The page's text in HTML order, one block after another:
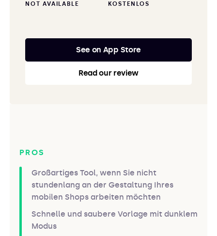
NOT AVAILABLE
KOSTENLOS
See on App Store
Read our review
PROS
Großartiges Tool, wenn Sie nicht
stundenlang an der Gestaltung Ihres
mobilen Shops arbeiten möchten
Schnelle und saubere Vorlage mit dunklem
Modus